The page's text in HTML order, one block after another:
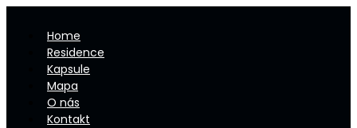
Home
Residence
Kapsule
Mapa
O nás
Kontakt